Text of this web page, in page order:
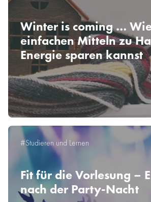
Winter is coming …
einfachen Mitteln zu
Energie sparen kannst
#Studieren und Lernen
Fit für die Vorlesung –
nach der Party-Nacht